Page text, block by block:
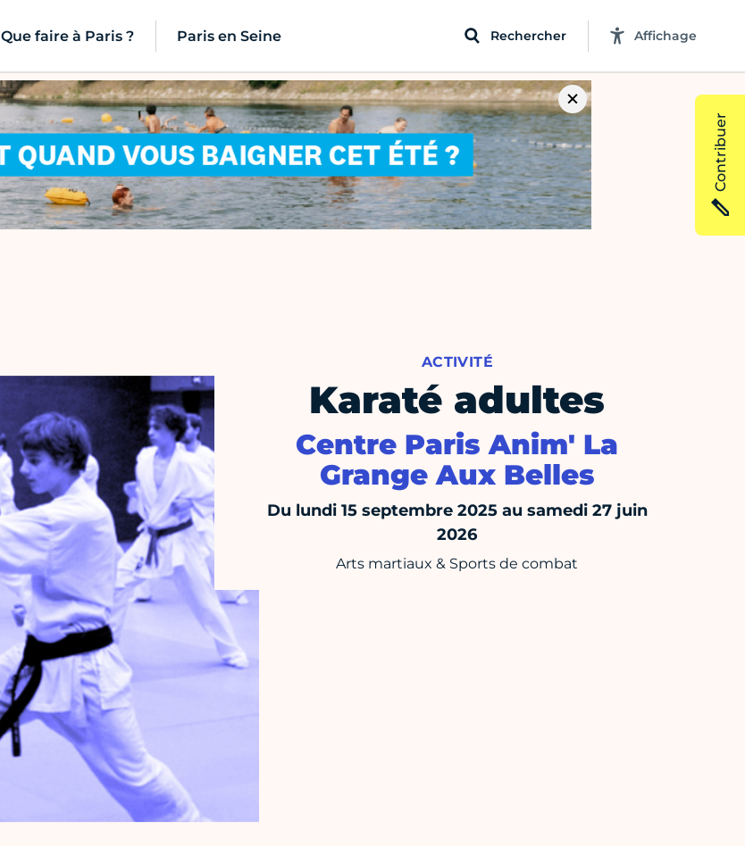
Que faire à Paris ? Paris en Seine Rechercher Affichage
ACTIVITÉ
Karaté adultes
Centre Paris Anim' La
Grange Aux Belles
Du lundi 15 septembre 2025 au samedi 27 juin
2026
Arts martiaux & Sports de combat
Contribuer